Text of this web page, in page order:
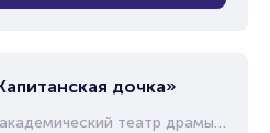
дочка»
театр драмы им. М.Горького